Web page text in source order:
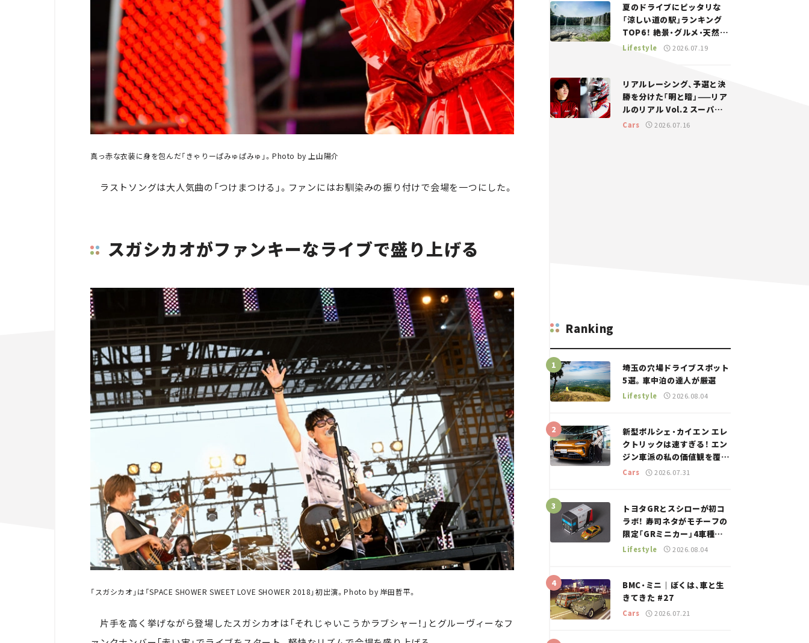
真っ赤な衣装に身を包んだ「きゃりーぱみゅぱみゅ」。 Photo by 上山陽介
ラストソングは大人気曲の「つけまつける」。ファンにはお馴染みの振り付けで会場を一つにした。
スガシカオがファンキーなライブで盛り上げる
「スガシカオ」は「SPACE SHOWER SWEET LOVE SHOWER 2018」初出演。Photo by 岸田哲平。
片手を高く挙げながら登場したスガシカオは「それじゃいこうかラブシャー！」とグルーヴィーなフ
夏のドライブにピッタリな
「涼しい道の駅」ランキング
TOP6！ 絶景・グルメ・天然ク
ーラーなど、避暑におすすめ
Lifestyle 2026.07.19
リアルレーシング、予選と決
勝を分けた「明と暗」——リア
ルのリアル Vol.2 スーパー
GT 2026開幕戦 岡山国際サ
Cars 2026.07.16
Ranking
埼玉の穴場ドライブスポット
5選。車中泊の達人が厳選
Lifestyle 2026.08.04
新型ポルシェ・カイエン エレ
クトリックは速すぎる！ エン
ジン車派の私の価値観を覆し
た、新しいポルシェの走り。
Cars 2026.07.31
トヨタGRとスシローが初コ
ラボ！ 寿司ネタがモチーフの
限定「GRミニカー」4車種が
登場。入手方法は？【クルマ
Lifestyle 2026.08.04
BMC・ミニ｜ぼくは、車と生
きてきた #27
Cars 2026.07.21